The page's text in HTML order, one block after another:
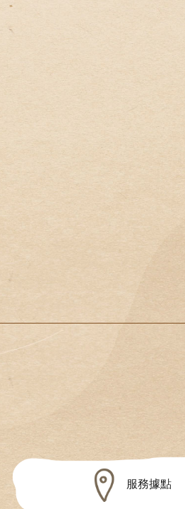
服務據點